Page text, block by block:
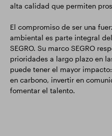
alta calidad que permiten
El compromiso de ser una
ambiental es parte integral
SEGRO. Su marco SEGRO
prioridades a largo plazo en
puede tener el mayor
en carbono, invertir en
fomentar el talento.